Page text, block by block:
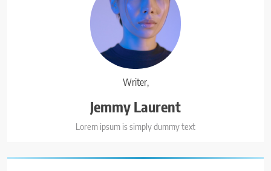
Writer,
Jemmy Laurent
Lorem ipsum is simply dummy text